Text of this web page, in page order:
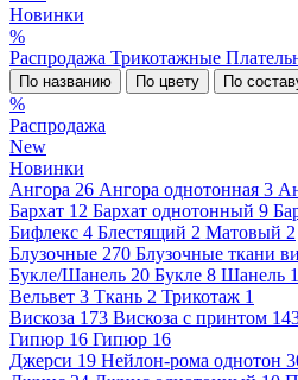
Новинки
%
Распродажа Трикотажные
По названию По цвету По
%
Распродажа
New
Новинки
Ангора 26 Ангора однотонная 3
Бархат 12 Бархат однотонный 9
Бифлекс 4 Блестящий 2 Матовый 2
Блузочные 270 Блузочные ткани
Букле/Шанель 20 Букле 8 Шанель
Вельвет 3 Ткань 2 Трикотаж 1
Вискоза 173 Вискоза с принтом
Гипюр 16 Гипюр 16
Джерси 19 Нейлон-рома однотон